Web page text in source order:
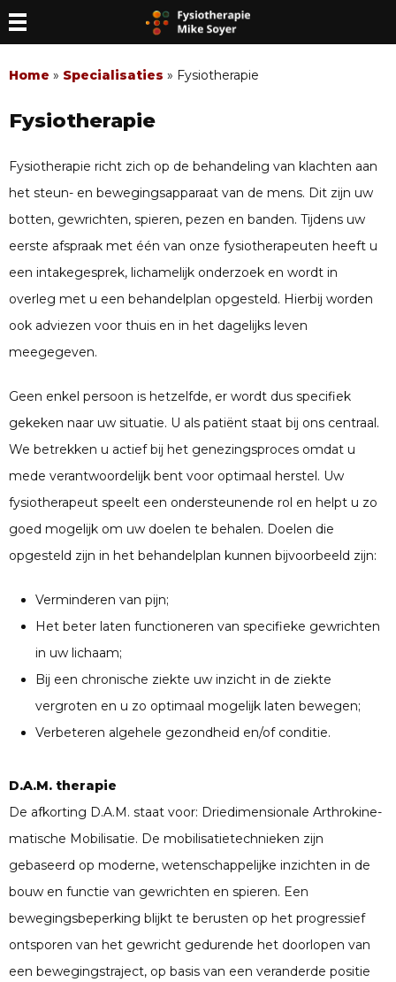
Home » Specialisaties » Fysiotherapie
Fysiotherapie
Fysiotherapie richt zich op de behandeling van klachten aan
het steun- en bewegingsapparaat van de mens. Dit zijn uw
botten, gewrichten, spieren, pezen en banden. Tijdens uw
eerste afspraak met één van onze fysiotherapeuten heeft u
een intakegesprek, lichamelijk onderzoek en wordt in
overleg met u een behandelplan opgesteld. Hierbij worden
ook adviezen voor thuis en in het dagelijks leven
meegegeven.
Geen enkel persoon is hetzelfde, er wordt dus specifiek
gekeken naar uw situatie. U als patiënt staat bij ons centraal.
We betrekken u actief bij het genezingsproces omdat u
mede verantwoordelijk bent voor optimaal herstel. Uw
fysiotherapeut speelt een ondersteunende rol en helpt u zo
goed mogelijk om uw doelen te behalen. Doelen die
opgesteld zijn in het behandelplan kunnen bijvoorbeeld zijn:
Verminderen van pijn;
Het beter laten functioneren van specifieke gewrichten
in uw lichaam;
Bij een chronische ziekte uw inzicht in de ziekte
vergroten en u zo optimaal mogelijk laten bewegen;
Verbeteren algehele gezondheid en/of conditie.
D.A.M. therapie
De afkorting D.A.M. staat voor: Driedimensionale Arthrokine-
matische Mobilisatie. De mobilisatietechnieken zijn
gebaseerd op moderne, wetenschappelijke inzichten in de
bouw en functie van gewrichten en spieren. Een
bewegingsbeperking blijkt te berusten op het progressief
ontsporen van het gewricht gedurende het doorlopen van
een bewegingstraject, op basis van een veranderde positie